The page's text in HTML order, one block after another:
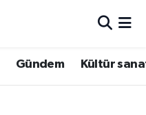
Gündem Kültür